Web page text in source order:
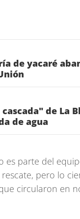
de yacaré
de La
de agua
es parte del
pero lo
circularon en